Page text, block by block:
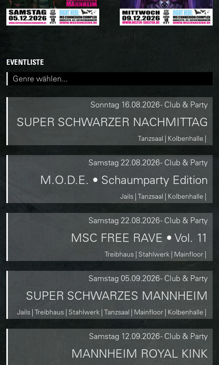
EVENTLISTE
Sonntag 16.08.2026- Club & Party
SUPER SCHWARZER NACHMITTAG
Kolbenhalle
Tanzsaal
Samstag 22.08.2026- Club & Party
M.O.D.E. • Schaumparty Edition
Kolbenhalle
Tanzsaal
Jails
Samstag 22.08.2026- Club & Party
MSC FREE RAVE • Vol. 11
Mainfloor
Stahlwerk
Treibhaus
Samstag 05.09.2026- Club & Party
SUPER SCHWARZES MANNHEIM
Kolbenhalle
Mainfloor
Tanzsaal
Stahlwerk
Treibhaus
Jails
Samstag 12.09.2026- Club & Party
MANNHEIM ROYAL KINK